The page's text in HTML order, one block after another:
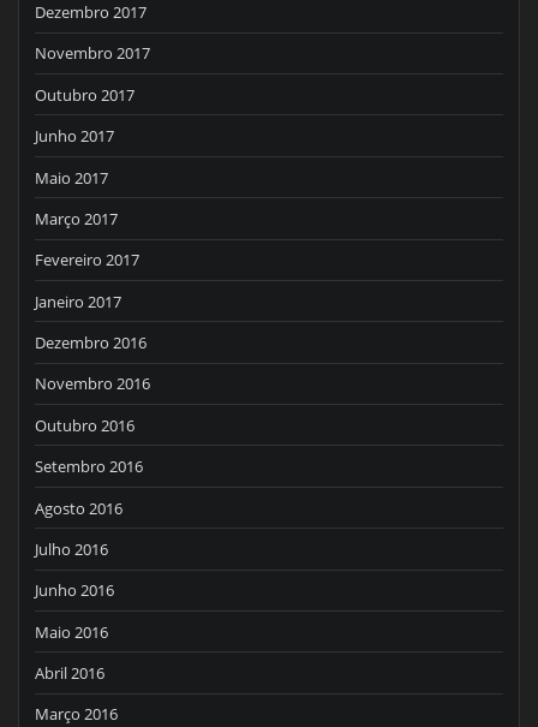
Dezembro 2017
Novembro 2017
Outubro 2017
Junho 2017
Maio 2017
Março 2017
Fevereiro 2017
Janeiro 2017
Dezembro 2016
Novembro 2016
Outubro 2016
Setembro 2016
Agosto 2016
Julho 2016
Junho 2016
Maio 2016
Abril 2016
Março 2016